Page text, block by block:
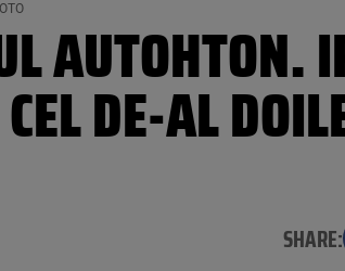
AUTOHTON.
DE-AL
SHARE: